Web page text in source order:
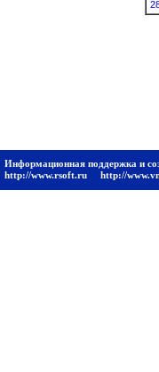
Информационная поддержка и
http://www.rsoft.ru
http://